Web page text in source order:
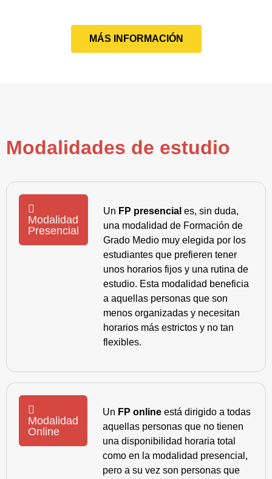
MÁS INFORMACIÓN
Modalidades de estudio
Modalidad
Presencial
Un FP presencial es, sin duda,
una modalidad de Formación de
Grado Medio muy elegida por los
estudiantes que prefieren tener
unos horarios fijos y una rutina de
estudio. Esta modalidad beneficia
a aquellas personas que son
menos organizadas y necesitan
horarios más estrictos y no tan
flexibles.
Modalidad
Online
Un FP online está dirigido a todas
aquellas personas que no tienen
una disponibilidad horaria total
como en la modalidad presencial,
pero a su vez son personas que